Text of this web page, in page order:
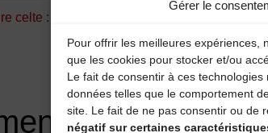
Gérer le
Pour offrir les meilleures expériences,
que les cookies pour stocker et/ou
Le fait de consentir à ces
données telles que le comportement
site. Le fait de ne pas consentir ou de
négatif sur certaines
celte : un projet entre les cultures musicales